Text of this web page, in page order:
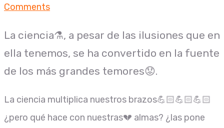
Comments
La ciencia⚗, a pesar de las ilusiones que en
ella tenemos, se ha convertido en la fuente
de los más grandes temores😟.
La ciencia multiplica nuestros brazos💪🏻💪🏻💪🏻
¿pero qué hace con nuestras💔 almas? ¿las pone